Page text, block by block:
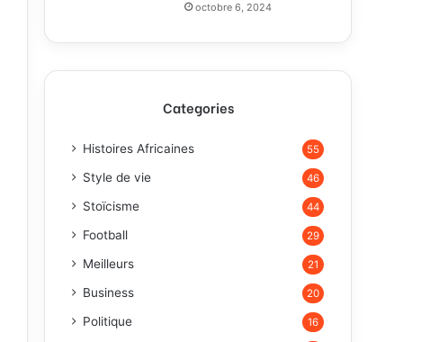
octobre 6, 2024
Categories
Histoires Africaines 55
Style de vie 46
Stoïcisme 44
Football 29
Meilleurs 21
Business 20
Politique 16